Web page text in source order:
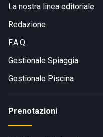
La nostra linea editoriale
Redazione
F.A.Q.
Gestionale Spiaggia
Gestionale Piscina
Prenotazioni